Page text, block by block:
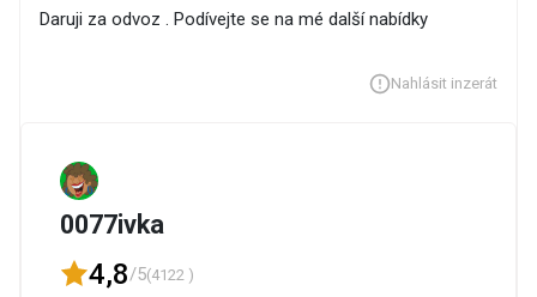
Daruji za odvoz . Podívejte se na mé další nabídky
Nahlásit inzerát
0077ivka
4,8/5(4122 )